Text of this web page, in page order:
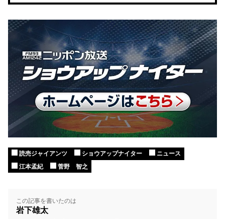
読売ジャイアンツ ショウアップナイター
ニュース
江本孟紀
菅野 智之
この記事を書いたのは
岩下雄太